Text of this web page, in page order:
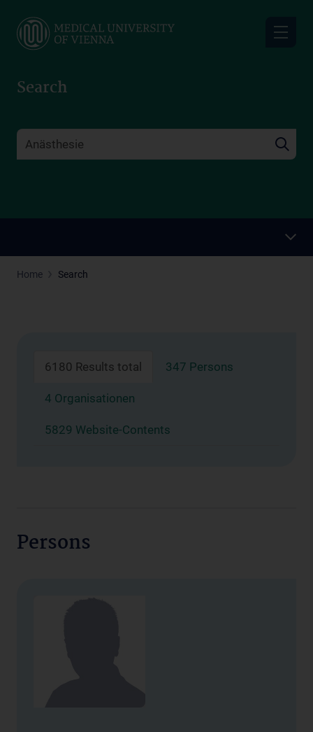
main
Search
Home Search
6180 Results total 347 Persons
4 Organisationen
5829 Website-Contents
Persons